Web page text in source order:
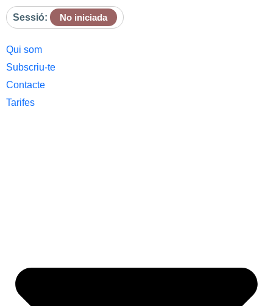
Sessió: No iniciada
Qui som
Subscriu-te
Contacte
Tarifes